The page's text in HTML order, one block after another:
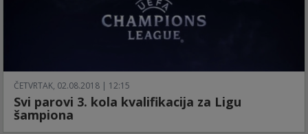
ČETVRTAK, 02.08.2018 | 12:15
Svi parovi 3. kola kvalifikacija za Ligu
šampiona